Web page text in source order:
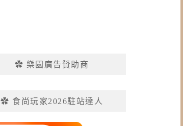
✿ 樂園廣告贊助商
✿ 食尚玩家2026駐站達人